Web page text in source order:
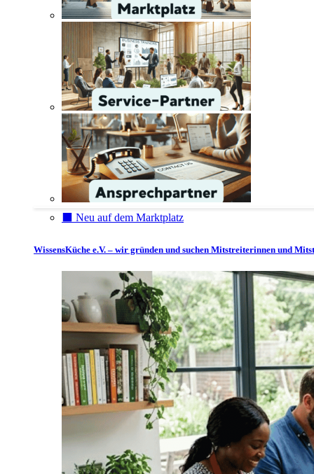
⬛️ Neu auf dem Marktplatz
WissensKüche e.V. – wir gründen und suchen Mitstreiterinnen und